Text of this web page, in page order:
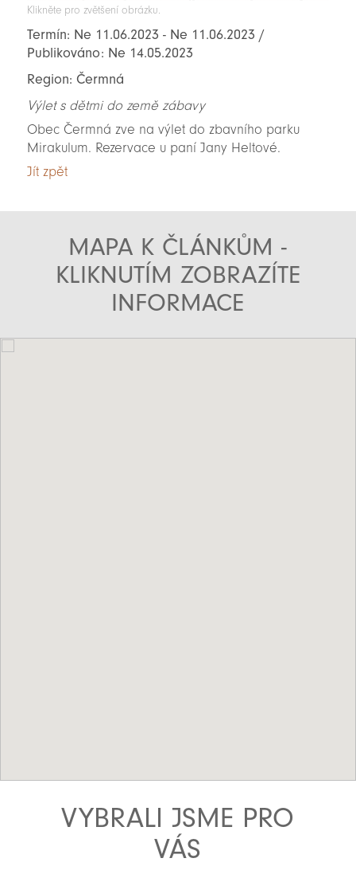
Klikněte pro zvětšení obrázku.
Termín: Ne 11.06.2023 - Ne 11.06.2023 /
Publikováno: Ne 14.05.2023
Region: Čermná
Výlet s dětmi do země zábavy
Obec Čermná zve na výlet do zbavního parku
Mirakulum. Rezervace u paní Jany Heltové.
Jít zpět
MAPA K ČLÁNKŮM -
KLIKNUTÍM ZOBRAZÍTE
INFORMACE
VYBRALI JSME PRO
VÁS